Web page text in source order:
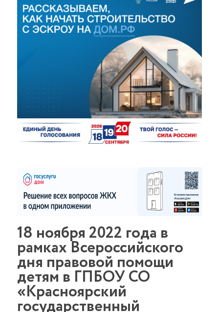
18 ноября 2022 года в
рамках Всероссийского
дня правовой помощи
детям в ГПБОУ СО
«Красноярский
государственный